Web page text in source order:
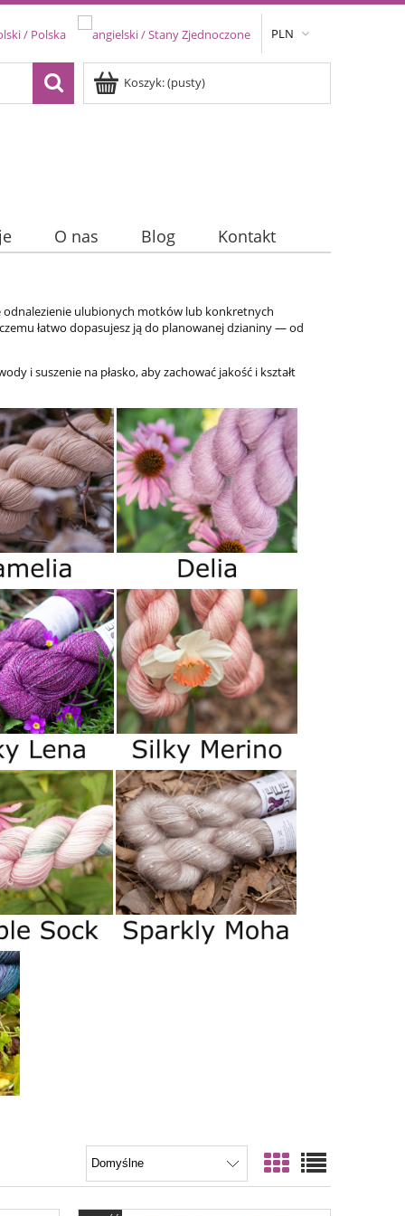
PLN
Koszyk:(pusty)
O nas Blog Kontakt
odnalezienie ulubionych motków lub konkretnych
łatwo dopasujesz ją do planowanej dzianiny — od
i suszenie na płasko, aby zachować jakość i kształt